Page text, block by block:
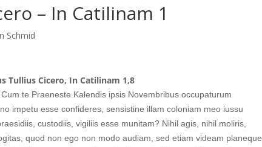
– In Catilinam 1
Schmid
Tullius Cicero, In Catilinam 1,8
te Praeneste Kalendis ipsis Novembribus occupaturum
impetu esse confideres, sensistine illam coloniam meo iussu
custodiis, vigiliis esse munitam? Nihil agis, nihil moliris,
quod non ego non modo audiam, sed etiam videam planeque